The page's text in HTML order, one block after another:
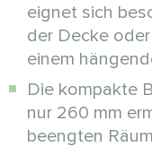
eignet sich
der Decke
einem
Die kompakte
nur 260 mm
beengten